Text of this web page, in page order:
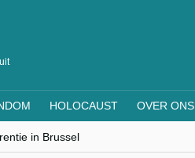
HOLOCAUST OVER ONS
in Brussel
Jinnih Beels (Vooruit)